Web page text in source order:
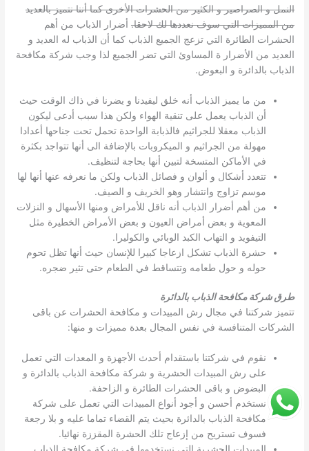
النمل و الصراصير و الكثير من الحشرات الأخرى كما أننا نتميز بالعديد
من المميزات التي سوف نعددها لك لاحقا. أضرار الذباب من أهم
الحشرات الطائرة التي تزعج الجميع الذباب كما أن الذباب له العديد و
العديد من الأضرار ة المساوئ التي تضر الجميع لذا وجب شركة مكافحة
الذباب بالدائرة و البعوض.
من ما يميز الذباب أنه خلق ليفيدنا و يضرنا في ذاك الوقت حيث
أن الذباب يعمل على تنقية الهواء ولكن هذا سبب أدعى ليكون
الذباب معقلا للجراثيم فالذبابة الواحدة تحمل تحت جناحها أعدادا
مهولة من الجراثيم و الميكروبات بالإضافة الى أنها تتواجد بكثرة
في الأماكن المتسخة لتبين أنها بحاجة لتنظيف.
تتعدد أشكال و ألوان و فصائل الذباب ولكن ما نعرفه عنها أنها لها
موسم تزاوج وانتشار وهو الخريف و الصيف.
من أهم أضرار الذباب أنه ناقل للأمراض ومنها الأسهال و النزلات
المعوية و بعض أمراض العيون و بعض الأمراض الخطيرة مثل
التيفويد و التهاب الكبد الوبائي والكوليرا.
حشرة الذباب تشكل ازعاجا كبيرا للإنسان حيث أنها تظل تحوم
حوله و حول طعامه وتتساقط في الطعام حتى تثير ضجره.
طرق شركة مكافحة الذباب بالدائرة
تتميز شركتنا في مجال رش المبيدات و مكافحة الحشرات عن باقى
الشركات المتنافسة في نفس المجال بعدة مميزات و منها:
نقوم في شركتنا باستقدام أحدث الأجهزة و المعدات التي تعمل
على رش المبيدات الحشرية و شركة مكافحة الذباب بالدائرة و
البضوض و باقى الحشرات الطائرة و الزاحفة.
نستخدم أحسن و أجود أنواع المبيدات التي تعمل على شركة
مكافحة الذباب بالدائرة بحيث يتم القضاء تماما عليه و بلا رجعة
فسوف تستريح من إزعاج تلك الحشرة المقززة نهائيا.